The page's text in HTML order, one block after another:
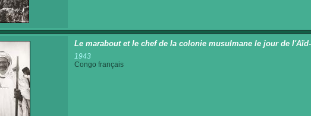
Le marabout et le chef de la colonie musulmane le jour de
1943
Congo français